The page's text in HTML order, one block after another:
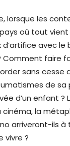
lorsque les
où tout
avec le
Comment faire
sans
de sa
d’un enfant ?
la
arriveront-ils à
vivre ?